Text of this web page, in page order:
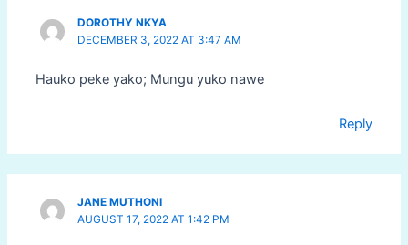
DOROTHY NKYA
DECEMBER 3, 2022 AT 3:47 AM
Hauko peke yako; Mungu yuko nawe
Reply
JANE MUTHONI
AUGUST 17, 2022 AT 1:42 PM